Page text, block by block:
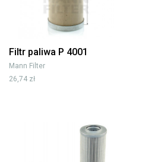
Filtr paliwa P 4001
Mann Filter
26,74 zł